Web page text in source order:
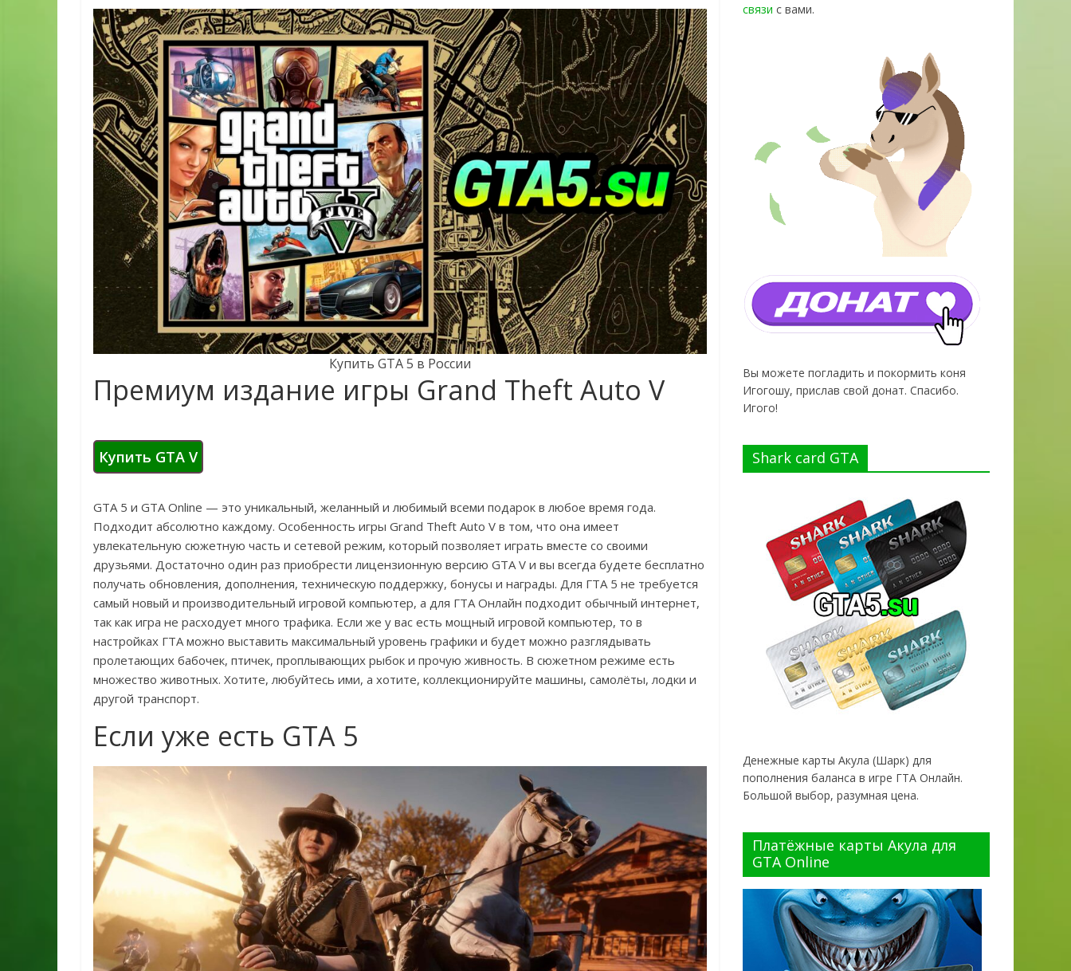
Купить GTA 5 в России
Премиум издание игры Grand Theft Auto V
Купить GTA V
GTA 5 и GTA Online — это уникальный, желанный и любимый всеми подарок в любое время года.
Подходит абсолютно каждому. Особенность игры Grand Theft Auto V в том, что она имеет
увлекательную сюжетную часть и сетевой режим, который позволяет играть вместе со своими
друзьями. Достаточно один раз приобрести лицензионную версию GTA V и вы всегда будете бесплатно
получать обновления, дополнения, техническую поддержку, бонусы и награды. Для ГТА 5 не требуется
самый новый и производительный игровой компьютер, а для ГТА Онлайн подходит обычный интернет,
так как игра не расходует много трафика. Если же у вас есть мощный игровой компьютер, то в
настройках ГТА можно выставить максимальный уровень графики и будет можно разглядывать
пролетающих бабочек, птичек, проплывающих рыбок и прочую живность. В сюжетном режиме есть
множество животных. Хотите, любуйтесь ими, а хотите, коллекционируйте машины, самолёты, лодки и
другой транспорт.
Если уже есть GTA 5
связи с вами.
Вы можете погладить и покормить коня
Игогошу, прислав свой донат. Спасибо.
Игого!
Shark card GTA
Денежные карты Акула (Шарк) для
пополнения баланса в игре ГТА Онлайн.
Большой выбор, разумная цена.
Платёжные карты Акула для
GTA Online